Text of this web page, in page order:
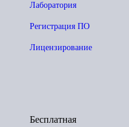
Лаборатория
Регистрация ПО
Лицензирование
Бесплатная